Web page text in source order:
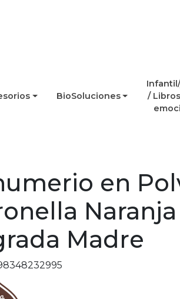
BioSoluciones
/
en
Naranja
Madre